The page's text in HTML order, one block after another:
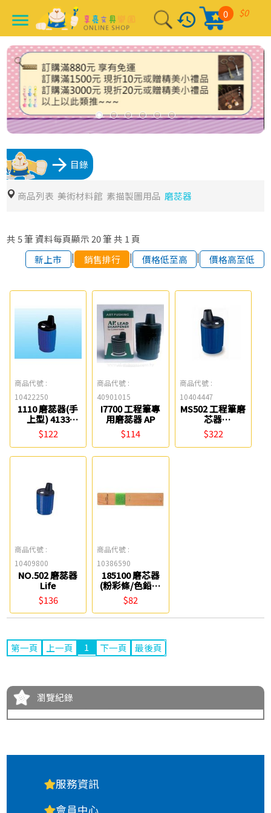
menu history $0
0
arrow_forward 目錄
商品列表 美術材料館 素描製圖用品 磨蕊器
共 5筆 資料每頁顯示 20筆 共 1頁
新上市
| 銷售排行 | 價格低至高 | 價格高至低
商品代號 :
10422250
1110 磨蕊器(手
上型) 4133
Tomato
$122
商品代號 :
40901015
I7700 工程筆專
用磨蕊器 AP
$114
商品代號 :
10404447
MS502 工程筆磨
芯器
STAEDTLER 施
德樓
$322
商品代號 :
10409800
NO.502 磨蕊器
Life
$136
商品代號 :
10386590
185100 磨芯器
(粉彩條/色鉛筆
專用) FABER-
CASTELL
$82
第一頁 上一頁 1 下一頁 最後頁
瀏覽紀錄
服務資訊
會員中心